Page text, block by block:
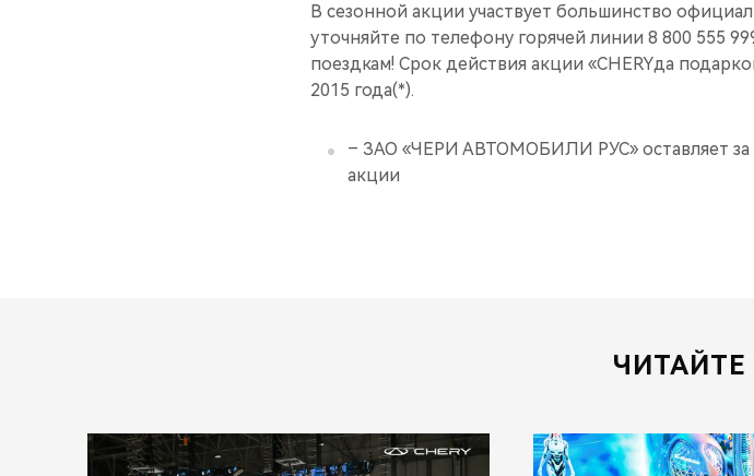
В сезонной акции участвует большинство
уточняйте по телефону горячей линии 8 800 555
поездкам! Срок действия акции «CHERYда
2015 года(*).
– ЗАО «ЧЕРИ АВТОМОБИЛИ РУС» оставляет за
акции